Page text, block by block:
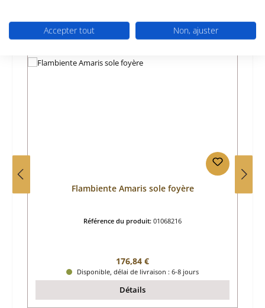
Flambiente Amaris sole foyère
Référence du produit: 01068216
Prix régulier :
176,84 €
Disponible, délai de livraison : 6-8 jours
Détails
Accepter tout Non, ajuster